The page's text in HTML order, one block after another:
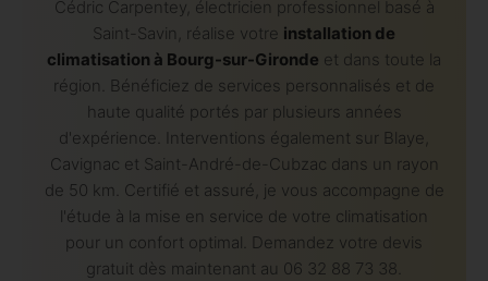
Cédric Carpentey, électricien professionnel basé à
Saint-Savin, réalise votre installation de
climatisation à Bourg-sur-Gironde et dans toute la
région. Bénéficiez de services personnalisés et de
haute qualité portés par plusieurs années
d'expérience. Interventions également sur Blaye,
Cavignac et Saint-André-de-Cubzac dans un rayon
de 50 km. Certifié et assuré, je vous accompagne de
l'étude à la mise en service de votre climatisation
pour un confort optimal. Demandez votre devis
gratuit dès maintenant au 06 32 88 73 38.